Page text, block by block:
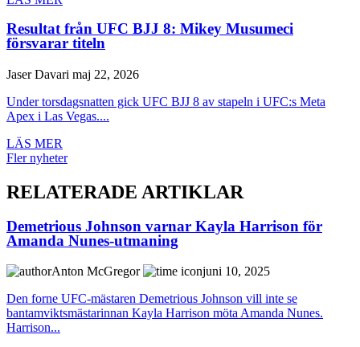
Resultat från UFC BJJ 8: Mikey Musumeci
försvarar titeln
Jaser Davari maj 22, 2026
Under torsdagsnatten gick UFC BJJ 8 av stapeln i UFC:s Meta
Apex i Las Vegas....
LÄS MER
Fler nyheter
RELATERADE ARTIKLAR
Demetrious Johnson varnar Kayla Harrison för
Amanda Nunes-utmaning
Anton McGregor
juni 10, 2025
Den forne UFC-mästaren Demetrious Johnson vill inte se
bantamviktsmästarinnan Kayla Harrison möta Amanda Nunes.
Harrison...